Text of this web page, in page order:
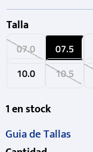
Talla
07.0 07.5
10.0
10.5
1en stock
Guia de Tallas